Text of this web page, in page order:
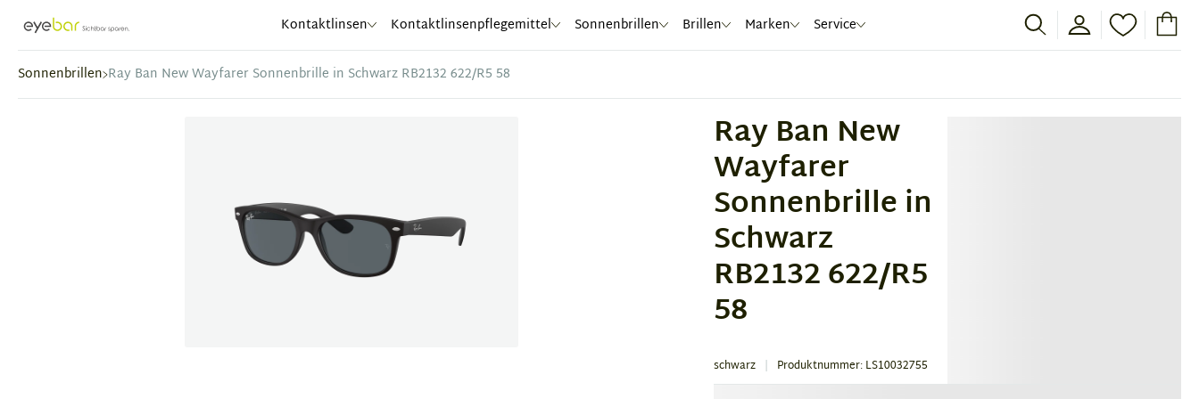
Abele Optic Kontaktlinsen Kontaktlinsenpflegemittel Sonnenbrillen Brillen Marken Service
Sonnenbrillen Ray Ban New Wayfarer Sonnenbrille in Schwarz RB2132 622/R5 58
Ray Ban New
Wayfarer
Sonnenbrille in
Schwarz
RB2132 622/R5
58
schwarz Produktnummer: LS10032755